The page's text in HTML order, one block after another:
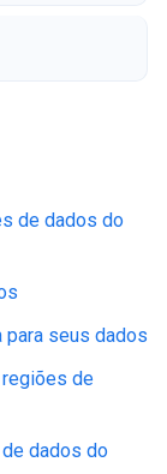
de dados do
para seus dados
de
dados do